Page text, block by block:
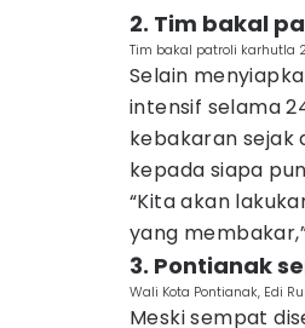
2. Tim bakal
Tim bakal patroli karhutla
Selain
intensif selama
kebakaran sejak
kepada siapa
“Kita akan
yang
3. Pontianak
Wali Kota Pontianak, Edi
Meski sempat